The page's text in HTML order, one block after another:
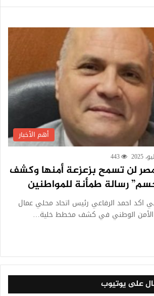
أهم الأخبار
443
لن تسمح بزعزعة أمنها وكشف
رسالة طمأنة للمواطنين
اكد احمد الرفاعي رئيس اتحاد محلي عمال
الأمن الوطني في كشف مخطط خلية…
على يوتيوب